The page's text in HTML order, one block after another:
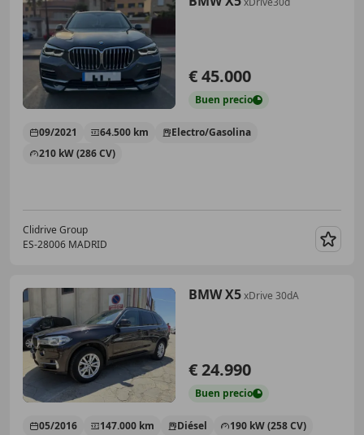
€ 45.000
Buen precio
09/2021 64.500 km
Electro/Gasolina
210 kW (286 CV)
Clidrive Group
ES-28006 MADRID
BMW X5xDrive 30dA
€ 24.990
Buen precio
05/2016 147.000 km Diésel 190 kW (258 CV)